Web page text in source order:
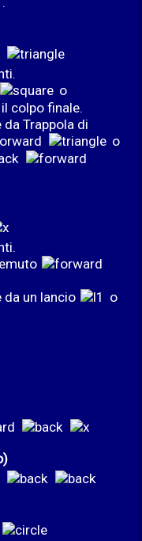
o
colpo finale.
da Trappola di
o
da un lancio
o